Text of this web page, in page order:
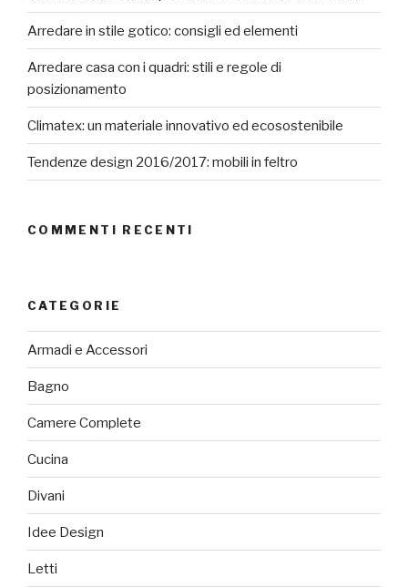
Arredare in stile gotico: consigli ed elementi
Arredare casa con i quadri: stili e regole di
posizionamento
Climatex: un materiale innovativo ed ecosostenibile
Tendenze design 2016/2017: mobili in feltro
COMMENTI RECENTI
CATEGORIE
Armadi e Accessori
Bagno
Camere Complete
Cucina
Divani
Idee Design
Letti